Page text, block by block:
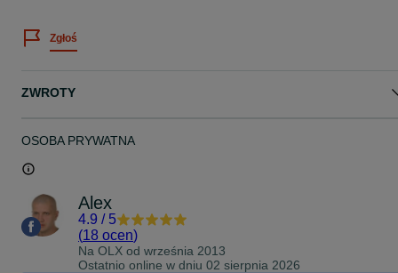
Zgłoś
ZWROTY
OSOBA PRYWATNA
Alex
4.9 / 5
(18 ocen)
Na OLX od września 2013
Ostatnio online w dniu 02 sierpnia 2026